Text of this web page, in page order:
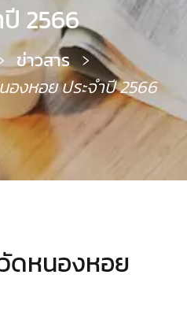
2566
ข่าวสาร
งหอย ประจำปี 2566
ดหนองหอย